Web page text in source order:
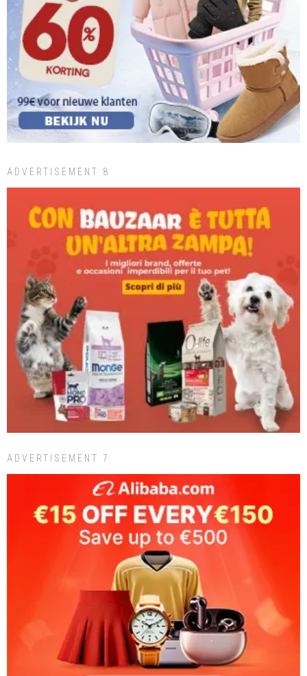
ADVERTISEMENT 8
ADVERTISEMENT 7